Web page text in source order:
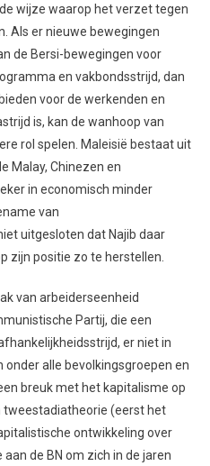
wijze waarop het verzet tegen
Als er nieuwe bewegingen
de Bersi-bewegingen voor
en vakbondsstrijd, dan
voor de werkenden en
is, kan de wanhoop van
rol spelen. Maleisië bestaat uit
Malay, Chinezen en
in economisch minder
van
uitgesloten dat Najib daar
zijn positie zo te herstellen.
van arbeiderseenheid
Partij, die een
er niet in
alle bevolkingsgroepen en
breuk met het kapitalisme op
(eerst het
ontwikkeling over
de BN om zich in de jaren